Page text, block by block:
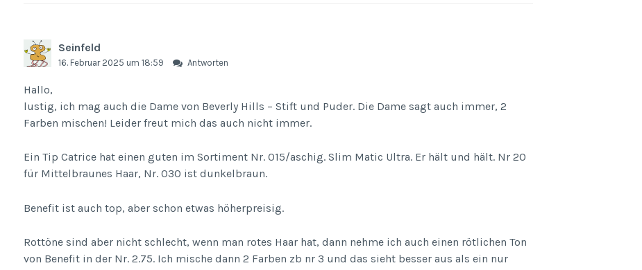
Seinfeld
16. Februar 2025 um 18:59 Antworten
Hallo,
lustig, ich mag auch die Dame von Beverly Hills – Stift und Puder. Die Dame sagt auch immer, 2
Farben mischen! Leider freut mich das auch nicht immer.
Ein Tip Catrice hat einen guten im Sortiment Nr. 015/aschig. Slim Matic Ultra. Er hält und hält. Nr 20
für Mittelbraunes Haar, Nr. 030 ist dunkelbraun.
Benefit ist auch top, aber schon etwas höherpreisig.
Rottöne sind aber nicht schlecht, wenn man rotes Haar hat, dann nehme ich auch einen rötlichen Ton
von Benefit in der Nr. 2.75. Ich mische dann 2 Farben zb nr 3 und das sieht besser aus als ein nur